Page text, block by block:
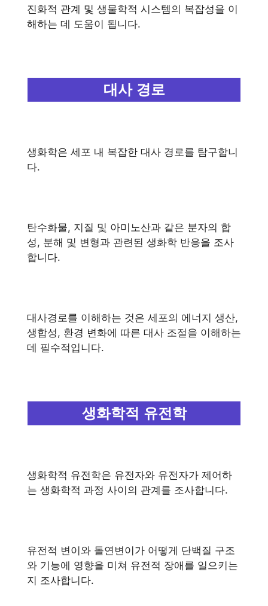
진화적 관계 및 생물학적 시스템의 복잡성을 이
해하는 데 도움이 됩니다.
대사 경로
생화학은 세포 내 복잡한 대사 경로를 탐구합니
다.
탄수화물, 지질 및 아미노산과 같은 분자의 합
성, 분해 및 변형과 관련된 생화학 반응을 조사
합니다.
대사경로를 이해하는 것은 세포의 에너지 생산,
생합성, 환경 변화에 따른 대사 조절을 이해하는
데 필수적입니다.
생화학적 유전학
생화학적 유전학은 유전자와 유전자가 제어하
는 ​​생화학적 과정 사이의 관계를 조사합니다.
유전적 변이와 돌연변이가 어떻게 단백질 구조
와 기능에 영향을 미쳐 유전적 장애를 일으키는
지 조사합니다.